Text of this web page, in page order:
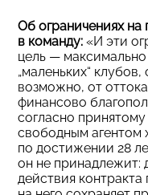
Об ограничениях
в команду: «И эти
цель —
„маленьких“
возможно, от
финансово
согласно
свободным агентом
по достижении 28
он не принадлежит:
действия